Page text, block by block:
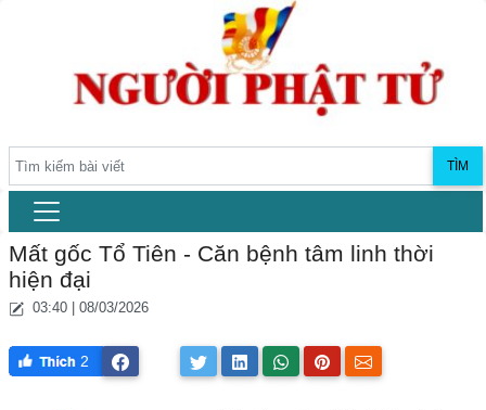
TÌM
Mất gốc Tổ Tiên - Căn bệnh tâm linh thời
hiện đại
03:40 | 08/03/2026
2